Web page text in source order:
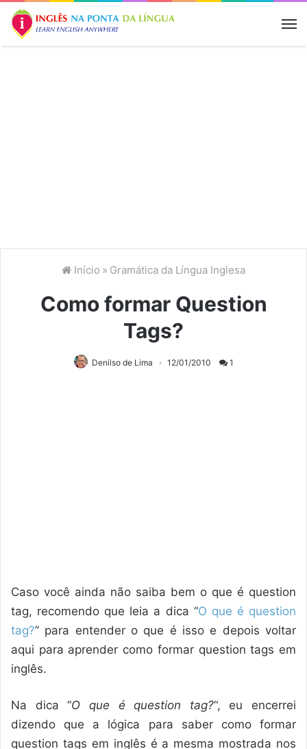
Início » Gramática da Língua Inglesa
Como formar Question
Tags?
Denilso de Lima 12/01/2010 1
Caso você ainda não saiba bem o que é question
tag, recomendo que leia a dica “O que é question
tag?” para entender o que é isso e depois voltar
aqui para aprender como formar question tags em
inglês.
Na dica “O que é question tag?“, eu encerrei
dizendo que a lógica para saber como formar
question tags em inglês é a mesma mostrada nos